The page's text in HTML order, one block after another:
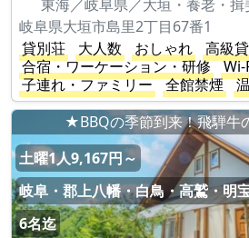
東海／岐阜県／大垣・養老・揖
岐阜県大垣市島里2丁目67番1
貸別荘
大人数 おしゃれ
高級
合宿・ワーケーション・研修
Wi-
子連れ・ファミリー
全館禁煙
★BBQの季節到来！飛騨牛
土曜1人9,167円～
岐阜・郡上八幡・白鳥・高鷲・明
6名迄